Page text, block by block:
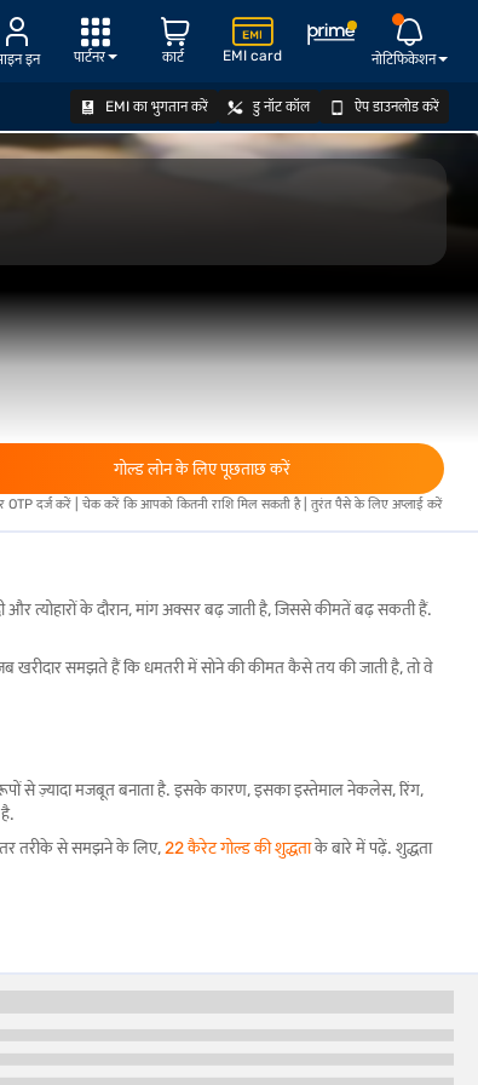
इन EMI card नोटिफिकेशन
कार्ट
पार्टनर
EMI का भुगतान करें डु नॉट कॉल ऐप डाउनलोड करें
योग्यता जानें
गोल्ड लोन के लिए पूछताछ करें
OTP दर्ज करें | चेक करें कि आपको कितनी राशि मिल सकती है | तुरंत पैसे के लिए अप्लाई करें
और त्योहारों के दौरान, मांग अक्सर बढ़ जाती है, जिससे कीमतें बढ़ सकती हैं.
खरीदार समझते हैं कि धमतरी में सोने की कीमत कैसे तय की जाती है, तो वे
से ज़्यादा मजबूत बनाता है. इसके कारण, इसका इस्तेमाल नेकलेस, रिंग,
तरीके से समझने के लिए,22 कैरेट गोल्ड की शुद्धताके बारे में पढ़ें. शुद्धता
अक्सर सिक्कों और बार के लिए किया जाता है. क्योंकि इसमें मिश्र धातुएं कम
की दर में बदलाव होता है.
लिए बेहतर समय चुन सकें. अधिक जानने के लिए,24 कैरेट गोल्ड की शुद्धताके